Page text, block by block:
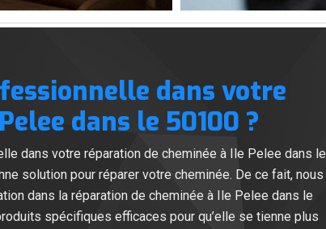
dans votre
dans le 50100 ?
dans votre réparation de cheminée à Ile Pelee dans le
solution pour réparer votre cheminée. De ce fait, nous
dans la réparation de cheminée à Ile Pelee dans le
spécifiques efficaces pour qu’elle se tienne plus